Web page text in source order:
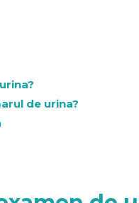
de urina?